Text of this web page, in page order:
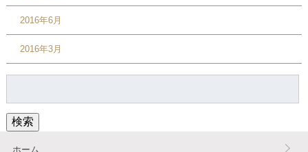
2016年6月
2016年3月
検索
ホーム